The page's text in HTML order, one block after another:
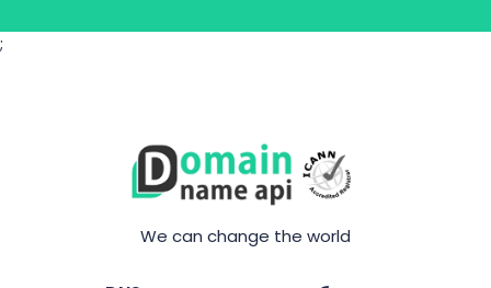
;
We can change the world